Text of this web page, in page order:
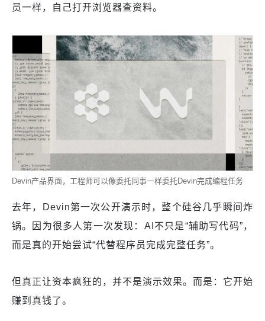
员一样，自己打开浏览器查资料。
Devin产品界面，工程师可以像委托同事一样委托Devin完成编程任务
去年，Devin第一次公开演示时，整个硅谷几乎瞬间炸
锅。因为很多人第一次发现：AI不只是“辅助写代码”，
而是真的开始尝试“代替程序员完成完整任务”。
但真正让资本疯狂的，并不是演示效果。而是：它开始
赚到真钱了。